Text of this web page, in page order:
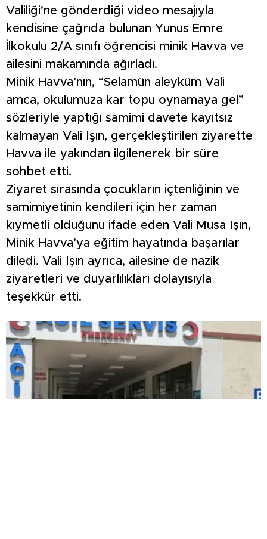
Valiliği’ne gönderdiği video mesajıyla
kendisine çağrıda bulunan Yunus Emre
İlkokulu 2/A sınıfı öğrencisi minik Havva ve
ailesini makamında ağırladı.
Minik Havva’nın, “Selamün aleyküm Vali
amca, okulumuza kar topu oynamaya gel”
sözleriyle yaptığı samimi davete kayıtsız
kalmayan Vali Işın, gerçekleştirilen ziyarette
Havva ile yakından ilgilenerek bir süre
sohbet etti.
Ziyaret sırasında çocukların içtenliğinin ve
samimiyetinin kendileri için her zaman
kıymetli olduğunu ifade eden Vali Musa Işın,
Minik Havva’ya eğitim hayatında başarılar
diledi. Vali Işın ayrıca, ailesine de nazik
ziyaretleri ve duyarlılıkları dolayısıyla
teşekkür etti.